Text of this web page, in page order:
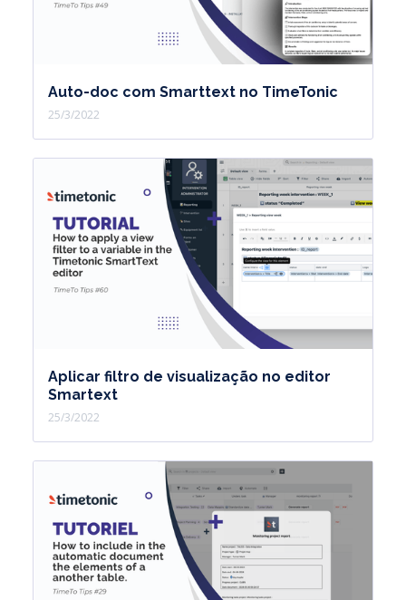
Auto-doc com Smarttext no TimeTonic
25/3/2022
Aplicar filtro de visualização no editor
Smartext
25/3/2022